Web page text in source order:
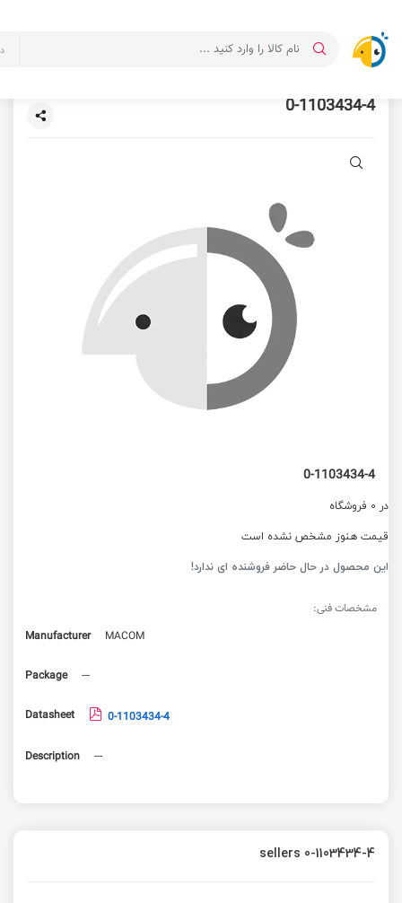
0-1103434-4
0-1103434-4
در 0 فروشگاه
قیمت هنوز مشخص نشده است
این محصول در حال حاضر فروشنده ای ندارد!
مشخصات فنی:
Manufacturer
MACOM
Package ---
Datasheet 0-1103434-4
Description ---
sellers 0-1103434-4